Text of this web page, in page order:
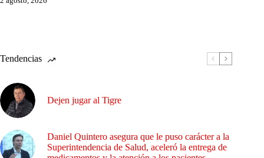
Tendencias
Dejen jugar al Tigre
Daniel Quintero asegura que le puso carácter a la
Superintendencia de Salud, aceleró la entrega de